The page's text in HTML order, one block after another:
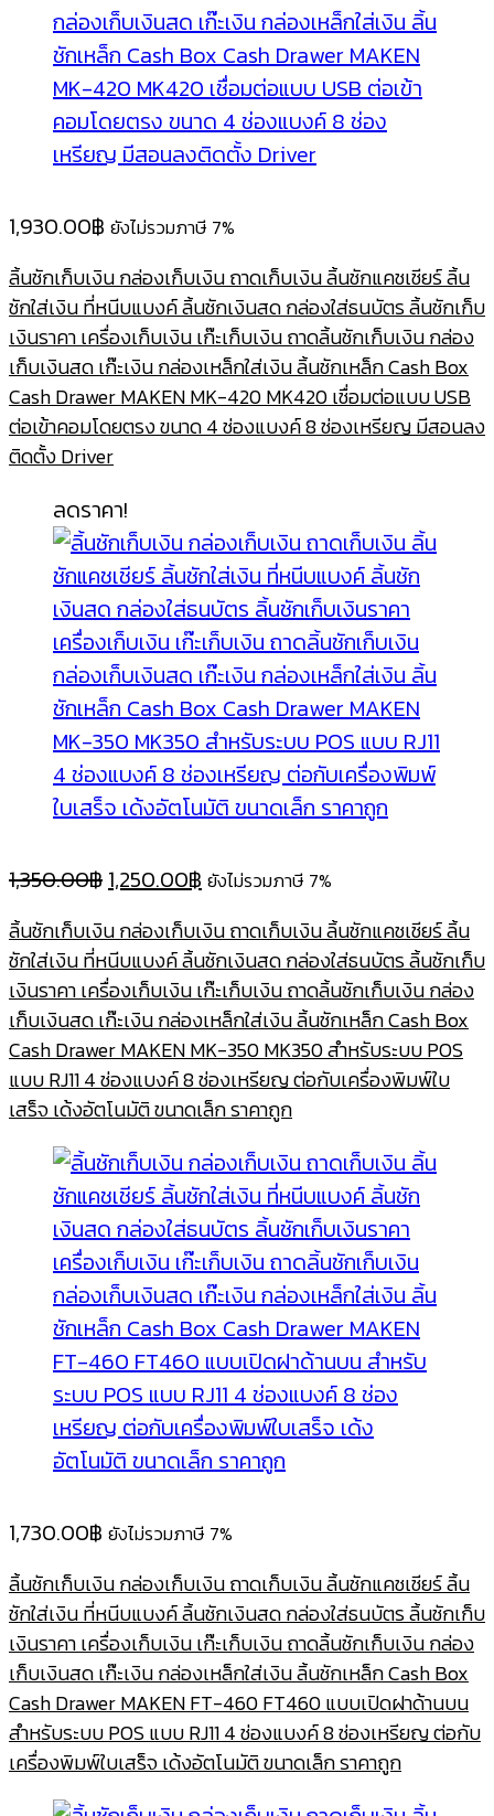
1,930.00฿ ยังไม่รวมภาษี 7%
ลิ้นชักเก็บเงิน กล่องเก็บเงิน ถาดเก็บเงิน ลิ้นชักแคชเชียร์ ลิ้น
ชักใส่เงิน ที่หนีบแบงค์ ลิ้นชักเงินสด กล่องใส่ธนบัตร ลิ้นชักเก็บ
เงินราคา เครื่องเก็บเงิน เก๊ะเก็บเงิน ถาดลิ้นชักเก็บเงิน กล่อง
เก็บเงินสด เก๊ะเงิน กล่องเหล็กใส่เงิน ลิ้นชักเหล็ก Cash Box
Cash Drawer MAKEN MK-420 MK420 เชื่อมต่อแบบ USB
ต่อเข้าคอมโดยตรง ขนาด 4 ช่องแบงค์ 8 ช่องเหรียญ มีสอนลง
ติดตั้ง Driver
ลดราคา!
1,350.00฿ Original
was:
1,350.00฿.
1,250.00฿Current
is:
1,250.00฿.
ยังไม่รวมภาษี 7%
ลิ้นชักเก็บเงิน กล่องเก็บเงิน ถาดเก็บเงิน ลิ้นชักแคชเชียร์ ลิ้น
ชักใส่เงิน ที่หนีบแบงค์ ลิ้นชักเงินสด กล่องใส่ธนบัตร ลิ้นชักเก็บ
เงินราคา เครื่องเก็บเงิน เก๊ะเก็บเงิน ถาดลิ้นชักเก็บเงิน กล่อง
เก็บเงินสด เก๊ะเงิน กล่องเหล็กใส่เงิน ลิ้นชักเหล็ก Cash Box
Cash Drawer MAKEN MK-350 MK350 สำหรับระบบ POS
แบบ RJ11 4 ช่องแบงค์ 8 ช่องเหรียญ ต่อกับเครื่องพิมพ์ใบ
เสร็จ เด้งอัตโนมัติ ขนาดเล็ก ราคาถูก
1,730.00฿ ยังไม่รวมภาษี 7%
ลิ้นชักเก็บเงิน กล่องเก็บเงิน ถาดเก็บเงิน ลิ้นชักแคชเชียร์ ลิ้น
ชักใส่เงิน ที่หนีบแบงค์ ลิ้นชักเงินสด กล่องใส่ธนบัตร ลิ้นชักเก็บ
เงินราคา เครื่องเก็บเงิน เก๊ะเก็บเงิน ถาดลิ้นชักเก็บเงิน กล่อง
เก็บเงินสด เก๊ะเงิน กล่องเหล็กใส่เงิน ลิ้นชักเหล็ก Cash Box
Cash Drawer MAKEN FT-460 FT460 แบบเปิดฝาด้านบน
สำหรับระบบ POS แบบ RJ11 4 ช่องแบงค์ 8 ช่องเหรียญ ต่อกับ
เครื่องพิมพ์ใบเสร็จ เด้งอัตโนมัติ ขนาดเล็ก ราคาถูก